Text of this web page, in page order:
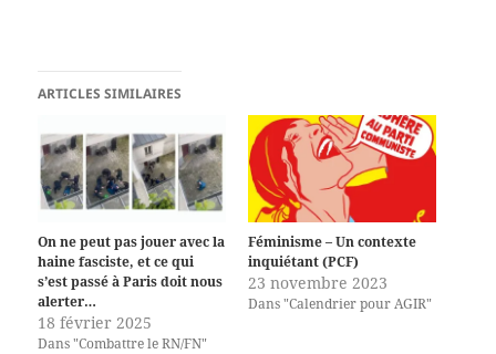
ARTICLES SIMILAIRES
On ne peut pas jouer avec la
haine fasciste, et ce qui
s’est passé à Paris doit nous
alerter…
18 février 2025
Dans "Combattre le RN/FN"
Féminisme – Un contexte
inquiétant (PCF)
23 novembre 2023
Dans "Calendrier pour AGIR"